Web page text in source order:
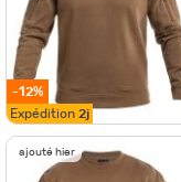
-12%
Expédition 2j
ajouté hier